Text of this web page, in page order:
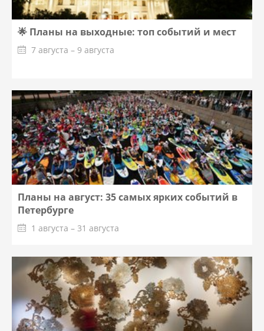
🌟 Планы на выходные: топ событий и мест
7 августа – 9 августа
Планы на август: 35 самых ярких событий в
Петербурге
1 августа – 31 августа